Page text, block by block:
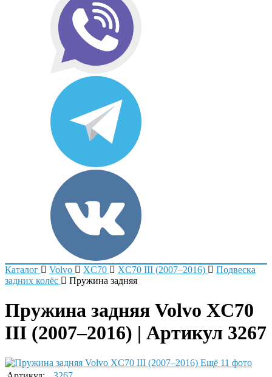
Каталог Volvo XC70 XC70 III (2007–2016)
Подвеска
задних колёс
Пружина задняя
Пружина задняя Volvo XC70
III (2007–2016) | Артикул 3267
Ещё 11 фото